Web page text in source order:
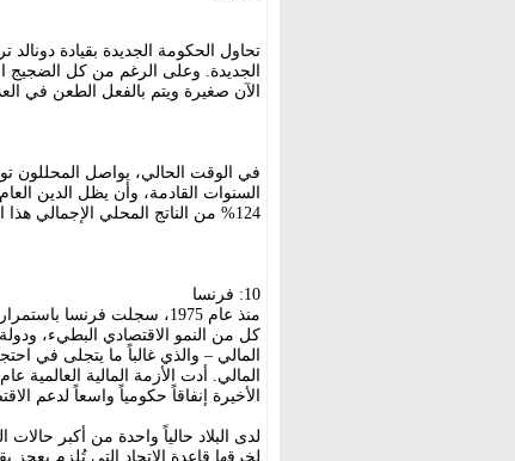
تحاول الحكومة الجديدة بقيادة
الجديدة. وعلى الرغم من كل الضجيج
الآن صغيرة ويتم بالفعل الطعن في
في الوقت الحالي، يواصل المحللون
السنوات القادمة، وأن يظل الدين
124% من الناتج المحلي الإجمالي هذا العام.
10: فرنسا
منذ عام 1975، سجلت فرنسا
كل من النمو الاقتصادي البطيء،
المالي – والذي غالباً ما يتجلى في
الأخيرة إنفاقاً حكومياً واسعاً لدعم